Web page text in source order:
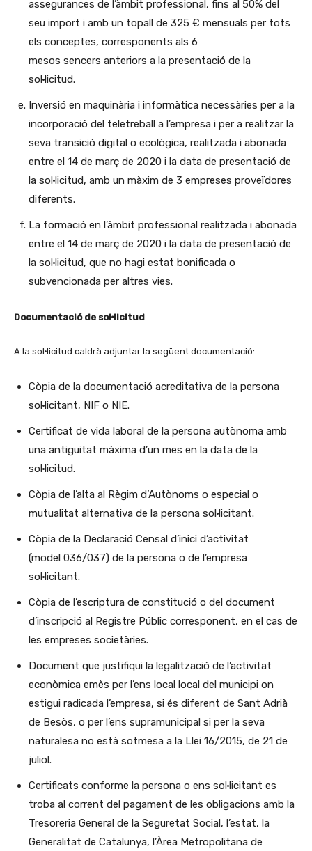
assegurances de l’àmbit professional, fins al 50% del
seu import i amb un topall de 325 € mensuals per tots
els conceptes, corresponents als 6
mesos sencers anteriors a la presentació de la
sol·licitud.
Inversió en maquinària i informàtica necessàries per a la
incorporació del teletreball a l’empresa i per a realitzar la
seva transició digital o ecològica, realitzada i abonada
entre el 14 de març de 2020 i la data de presentació de
la sol·licitud, amb un màxim de 3 empreses proveïdores
diferents.
La formació en l’àmbit professional realitzada i abonada
entre el 14 de març de 2020 i la data de presentació de
la sol·licitud, que no hagi estat bonificada o
subvencionada per altres vies.
Documentació de sol·licitud
A la sol·licitud caldrà adjuntar la següent documentació:
Còpia de la documentació acreditativa de la persona
sol·licitant, NIF o NIE.
Certificat de vida laboral de la persona autònoma amb
una antiguitat màxima d’un mes en la data de la
sol·licitud.
Còpia de l’alta al Règim d’Autònoms o especial o
mutualitat alternativa de la persona sol·licitant.
Còpia de la Declaració Censal d’inici d’activitat
(model 036/037) de la persona o de l’empresa
sol·licitant.
Còpia de l’escriptura de constitució o del document
d’inscripció al Registre Públic corresponent, en el cas de
les empreses societàries.
Document que justifiqui la legalització de l’activitat
econòmica emès per l’ens local local del municipi on
estigui radicada l’empresa, si és diferent de Sant Adrià
de Besòs, o per l’ens supramunicipal si per la seva
naturalesa no està sotmesa a la Llei 16/2015, de 21 de
juliol.
Certificats conforme la persona o ens sol·licitant es
troba al corrent del pagament de les obligacions amb la
Tresoreria General de la Seguretat Social, l’estat, la
Generalitat de Catalunya, l’Àrea Metropolitana de